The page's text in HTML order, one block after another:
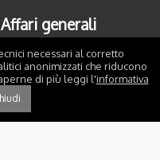
generali
necessari al corretto
anonimizzati che riducono
di più leggi l'informativa